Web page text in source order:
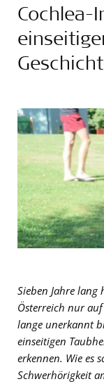
Cochlea-
Sieben Jahre
Österreich nur
lange unerkannt
einseitigen
erkennen. Wie es
Schwerhörigkeit